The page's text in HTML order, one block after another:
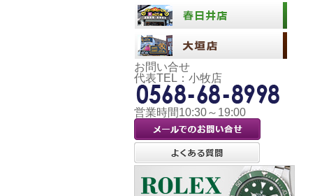
お問い合せ
代表TEL：小牧店
営業時間10:30～19:00